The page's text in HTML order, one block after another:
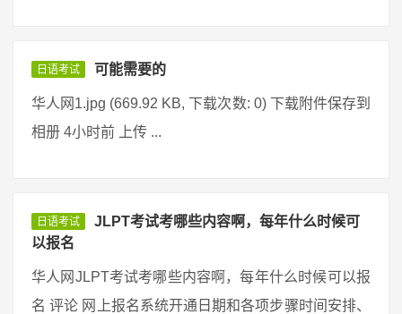
日语考试 可能需要的
华人网1.jpg (669.92 KB, 下载次数: 0) 下载附件保存到
相册 4小时前 上传 ...
日语考试
JLPT考试考哪些内容啊，每年什么时候可
以报名
华人网JLPT考试考哪些内容啊，每年什么时候可以报
名 评论 网上报名系统开通日期和各项步骤时间安排、